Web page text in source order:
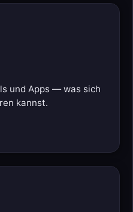
und Apps — was sich
kannst.